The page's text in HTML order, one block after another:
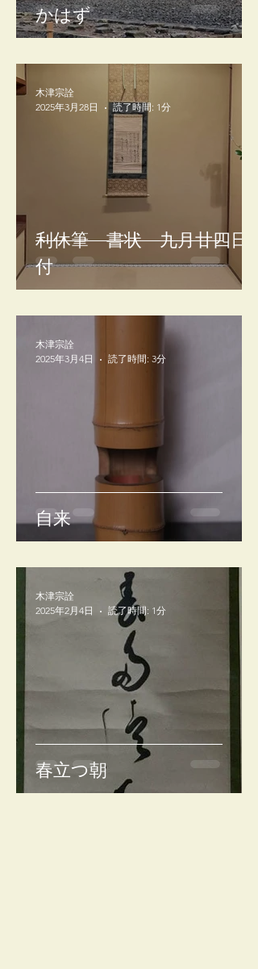
かはず
利休筆 書状 九月廿四日
付
木津宗詮
2025年3月28日
読了時間: 1分
自来
木津宗詮
2025年3月4日
読了時間: 3分
春立つ朝
木津宗詮
2025年2月4日
読了時間: 1分